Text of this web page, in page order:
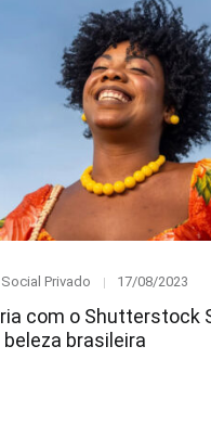
Privado
Posted
17/08/2023
com o Shutterstock
brasileira